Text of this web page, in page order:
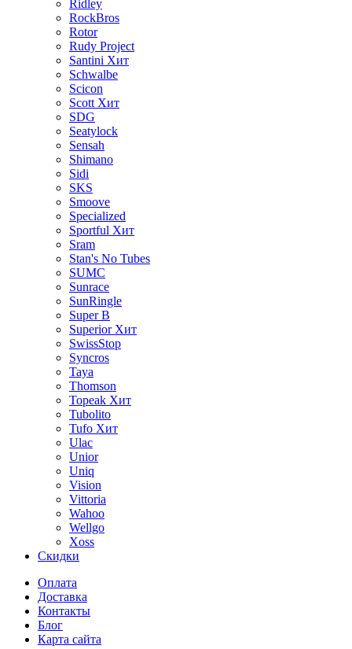
Ridley
RockBros
Rotor
Rudy Project
Santini Хит
Schwalbe
Scicon
Scott Хит
SDG
Seatylock
Sensah
Shimano
Sidi
SKS
Smoove
Specialized
Sportful Хит
Sram
Stan's No Tubes
SUMC
Sunrace
SunRingle
Super B
Superior Хит
SwissStop
Syncros
Taya
Thomson
Topeak Хит
Tubolito
Tufo Хит
Ulac
Unior
Uniq
Vision
Vittoria
Wahoo
Wellgo
Xoss
Скидки
Оплата
Доставка
Контакты
Блог
Карта сайта